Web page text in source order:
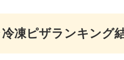
凍ピザランキング